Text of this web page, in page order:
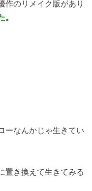
作のリメイク版があり
。
ーなんかじゃ生きてい
置き換えて生きてみる